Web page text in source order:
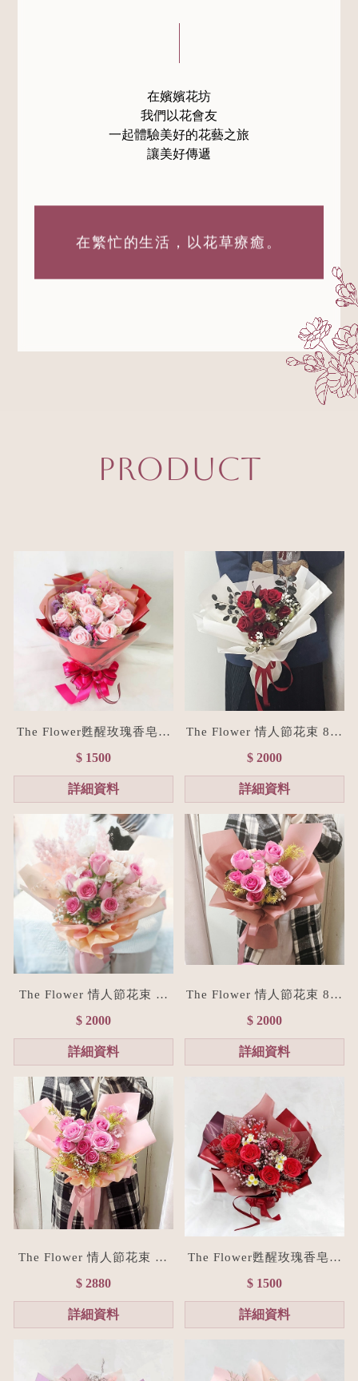
在嬪嬪花坊
我們以花會友
一起體驗美好的花藝之旅
讓美好傳遞
在繁忙的生活， 以花草療癒。
PRODUCT
The Flower甦醒玫瑰香皂花
束(贈禮物提袋/全台宅配）
浪漫粉
$ 1500
詳細資料
The Flower 情人節花束 8朵
經典紅玫瑰花束(台北花店/
花禮訂製)
$ 2000
詳細資料
The Flower 情人節花束 粉
玫瑰花束(台北花店/花禮訂
$ 2000
詳細資料
The Flower 情人節花束 8朵
粉玫瑰花束(台北花店/花禮
訂製)
$ 2000
詳細資料
The Flower 情人節花束 15
朵粉玫瑰花束(台北花店/花
禮訂製)
$ 2880
詳細資料
The Flower甦醒玫瑰香皂花
束M size(贈禮物提袋/全台
宅配）經典紅
$ 1500
詳細資料